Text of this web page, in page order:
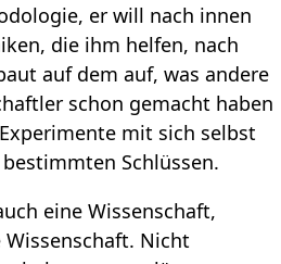
er will nach innen
die ihm helfen, nach
auf dem auf, was andere
schon gemacht haben
mit sich selbst
Schlüssen.
eine Wissenschaft,
Nicht